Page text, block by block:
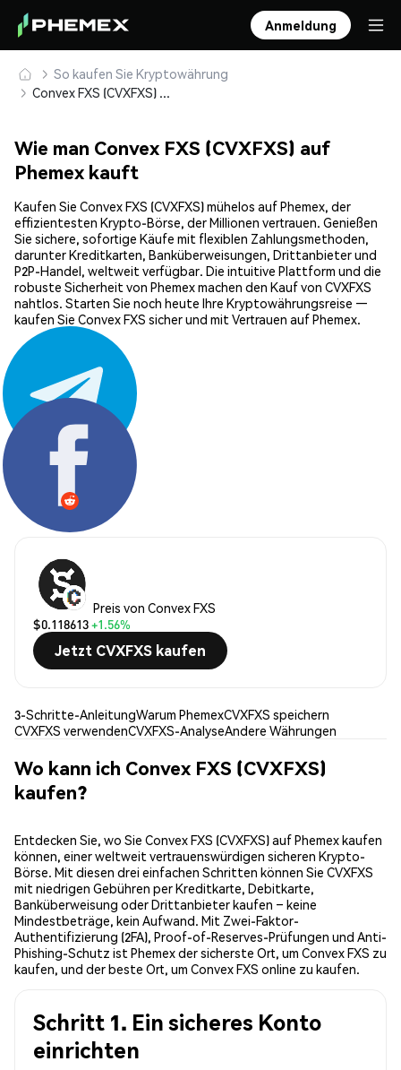
Anmeldung
So kaufen Sie Kryptowährung
Convex FXS (CVXFXS) sicher kaufen und speichern
Wie man Convex FXS (CVXFXS) auf
Phemex kauft
Kaufen Sie Convex FXS (CVXFXS) mühelos auf Phemex, der
effizientesten Krypto-Börse, der Millionen vertrauen. Genießen
Sie sichere, sofortige Käufe mit flexiblen Zahlungsmethoden,
darunter Kreditkarten, Banküberweisungen, Drittanbieter und
P2P-Handel, weltweit verfügbar. Die intuitive Plattform und die
robuste Sicherheit von Phemex machen den Kauf von CVXFXS
nahtlos. Starten Sie noch heute Ihre Kryptowährungsreise —
kaufen Sie Convex FXS sicher und mit Vertrauen auf Phemex.
Teilen:
Preis von Convex FXS
$0.118613+1.56%
Jetzt CVXFXS kaufen
3-Schritte-AnleitungWarum PhemexCVXFXS speichern
CVXFXS verwendenCVXFXS-AnalyseAndere Währungen
Wo kann ich Convex FXS (CVXFXS)
kaufen?
Entdecken Sie, wo Sie Convex FXS (CVXFXS) auf Phemex kaufen
können, einer weltweit vertrauenswürdigen sicheren Krypto-
Börse. Mit diesen drei einfachen Schritten können Sie CVXFXS
mit niedrigen Gebühren per Kreditkarte, Debitkarte,
Banküberweisung oder Drittanbieter kaufen – keine
Mindestbeträge, kein Aufwand. Mit Zwei-Faktor-
Authentifizierung (2FA), Proof-of-Reserves-Prüfungen und Anti-
Phishing-Schutz ist Phemex der sicherste Ort, um Convex FXS zu
kaufen, und der beste Ort, um Convex FXS online zu kaufen.
Schritt 1. Ein sicheres Konto
einrichten